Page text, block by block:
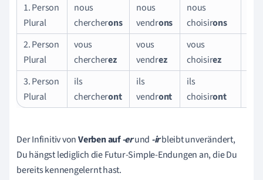
1. Person
Plural
nous
chercherons
nous
vendrons
nous
choisirons
2. Person
Plural
vous
chercherez
vous
vendrez
vous
choisirez
3. Person
Plural
ils
chercheront
ils
vendront
ils
choisiront
Der Infinitiv vonVerben auf-erund -irbleibt unverändert,
Du hängst lediglich die Futur-Simple-Endungen an, die Du
bereits kennengelernt hast.